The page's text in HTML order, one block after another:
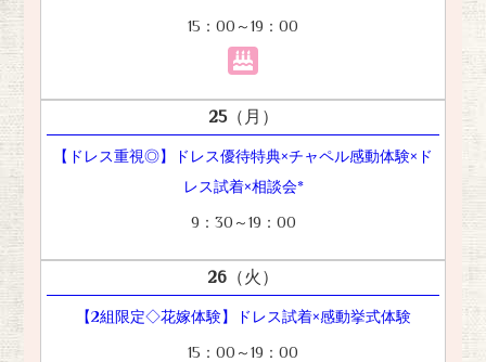
15：00～19：00
25（月）
【ドレス重視◎】ドレス優待特典×チャペル感動体験×ド
レス試着×相談会*
9：30～19：00
26 （火）
【2組限定◇花嫁体験】ドレス試着×感動挙式体験
15：00～19：00